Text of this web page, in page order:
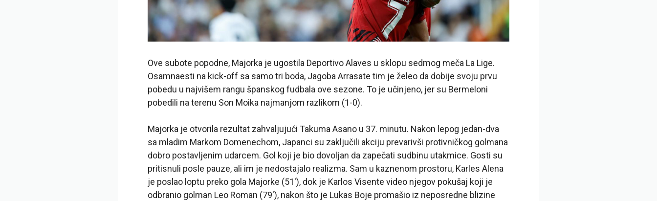
Ove subote popodne, Majorka je ugostila Deportivo Alaves u sklopu sedmog meča La Lige.
Osamnaesti na kick-off sa samo tri boda, Jagoba Arrasate tim je želeo da dobije svoju prvu
pobedu u najvišem rangu španskog fudbala ove sezone. To je učinjeno, jer su Bermeloni
pobedili na terenu Son Moika najmanjom razlikom (1-0).
Majorka je otvorila rezultat zahvaljujući Takuma Asano u 37. minutu. Nakon lepog jedan-dva
sa mladim Markom Domenechom, Japanci su zaključili akciju prevarivši protivničkog golmana
dobro postavljenim udarcem. Gol koji je bio dovoljan da zapečati sudbinu utakmice. Gosti su
pritisnuli posle pauze, ali im je nedostajalo realizma. Sam u kaznenom prostoru, Karles Alena
je poslao loptu preko gola Majorke (51′), dok je Karlos Visente video njegov pokušaj koji je
odbranio golman Leo Roman (79′), nakon što je Lukas Boje promašio iz neposredne blizine